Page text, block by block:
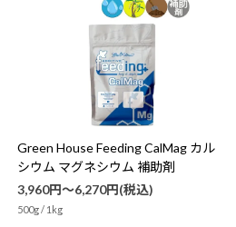
Green House Feeding CalMag カル
シウム マグネシウム 補助剤
3,960円～6,270円(税込)
500g / 1kg